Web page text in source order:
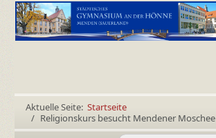
Aktuelle Seite: Startseite
Religionskurs besucht Mendener Moschee